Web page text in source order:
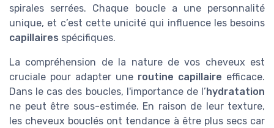
spirales serrées. Chaque boucle a une personnalité
unique, et c’est cette unicité qui influence les besoins
capillaires spécifiques.
La compréhension de la nature de vos cheveux est
cruciale pour adapter une routine capillaire efficace.
Dans le cas des boucles, l'importance de l’ hydratation
ne peut être sous-estimée. En raison de leur texture,
les cheveux bouclés ont tendance à être plus secs car